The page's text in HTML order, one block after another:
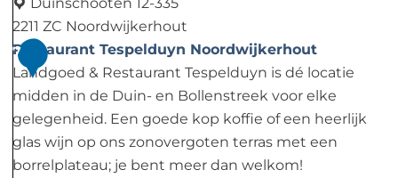
g
s
B
e
r
g
e
2211 ZC Noordwijkerhout
D
e
V
o
l
i
7
Restaurant Tespelduyn Noordwijkerhout
Landgoed & Restaurant Tespelduyn is dé locatie
midden in de Duin- en Bollenstreek voor elke
gelegenheid. Een goede kop koffie of een heerlijk
glas wijn op ons zonovergoten terras met een
borrelplateau; je bent meer dan welkom!